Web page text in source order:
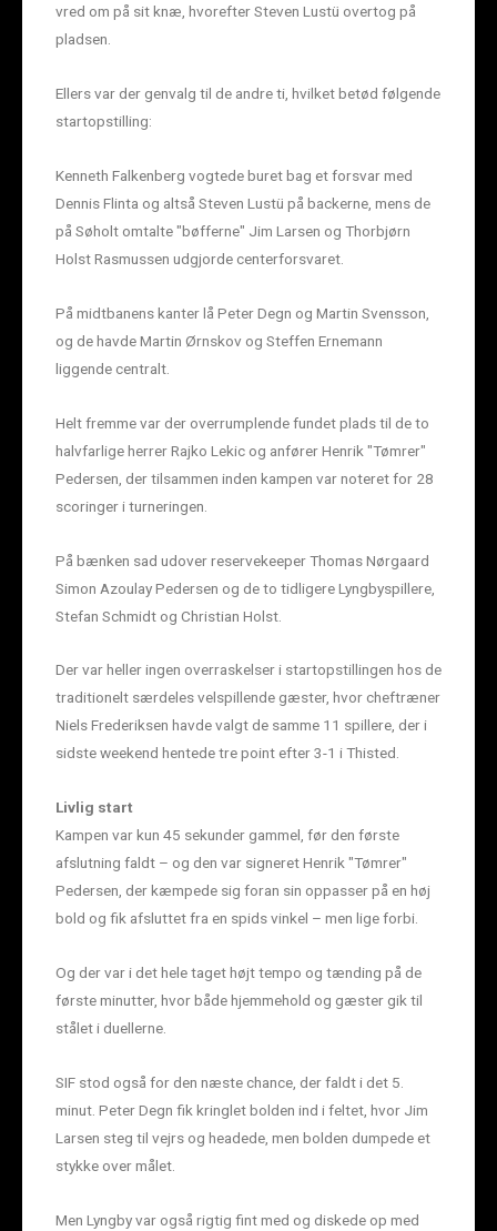
vred om på sit knæ, hvorefter Steven Lustü overtog på
pladsen.
Ellers var der genvalg til de andre ti, hvilket betød følgende
startopstilling:
Kenneth Falkenberg vogtede buret bag et forsvar med
Dennis Flinta og altså Steven Lustü på backerne, mens de
på Søholt omtalte "bøfferne" Jim Larsen og Thorbjørn
Holst Rasmussen udgjorde centerforsvaret.
På midtbanens kanter lå Peter Degn og Martin Svensson,
og de havde Martin Ørnskov og Steffen Ernemann
liggende centralt.
Helt fremme var der overrumplende fundet plads til de to
halvfarlige herrer Rajko Lekic og anfører Henrik "Tømrer"
Pedersen, der tilsammen inden kampen var noteret for 28
scoringer i turneringen.
På bænken sad udover reservekeeper Thomas Nørgaard
Simon Azoulay Pedersen og de to tidligere Lyngbyspillere,
Stefan Schmidt og Christian Holst.
Der var heller ingen overraskelser i startopstillingen hos de
traditionelt særdeles velspillende gæster, hvor cheftræner
Niels Frederiksen havde valgt de samme 11 spillere, der i
sidste weekend hentede tre point efter 3-1 i Thisted.
Livlig start
Kampen var kun 45 sekunder gammel, før den første
afslutning faldt – og den var signeret Henrik "Tømrer"
Pedersen, der kæmpede sig foran sin oppasser på en høj
bold og fik afsluttet fra en spids vinkel – men lige forbi.
Og der var i det hele taget højt tempo og tænding på de
første minutter, hvor både hjemmehold og gæster gik til
stålet i duellerne.
SIF stod også for den næste chance, der faldt i det 5.
minut. Peter Degn fik kringlet bolden ind i feltet, hvor Jim
Larsen steg til vejrs og headede, men bolden dumpede et
stykke over målet.
Men Lyngby var også rigtig fint med og diskede op med